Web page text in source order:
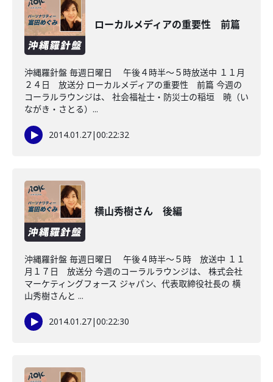
ローカルメディアの重要性 前篇
沖縄羅針盤 毎週日曜日 午後４時半～５時放送中 １１月
２４日 放送分 ローカルメディアの重要性 前篇 今週の
コーラルラウンジは、 社会福祉士・防災士の稲垣 暁（い
ながき・さとる）...
2014.01.27|00:22:32
横山秀樹さん 後編
沖縄羅針盤 毎週日曜日 午後４時半～５時 放送中 １１
月１７日 放送分 今週のコーラルラウンジは、 株式会社
マーケティングフォース ジャパン、代表取締役社長の 横
山秀樹さんと ...
2014.01.27|00:22:30